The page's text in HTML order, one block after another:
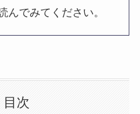
んでみてください。
目次